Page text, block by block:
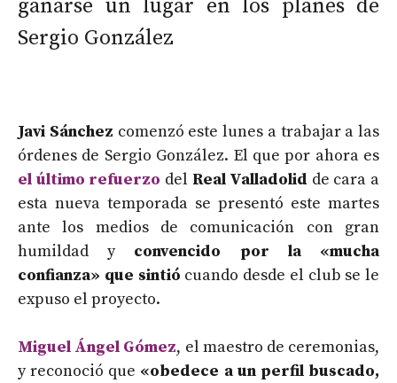
ganarse un lugar en los planes de
Sergio González
Javi Sánchez comenzó este lunes a trabajar a las
órdenes de Sergio González. El que por ahora es
el último refuerzo del Real Valladolid de cara a
esta nueva temporada se presentó este martes
ante los medios de comunicación con gran
humildad y convencido por la «mucha
confianza» que sintió cuando desde el club se le
expuso el proyecto.
Miguel Ángel Gómez, el maestro de ceremonias,
y reconoció que «obedece a un perfil buscado,